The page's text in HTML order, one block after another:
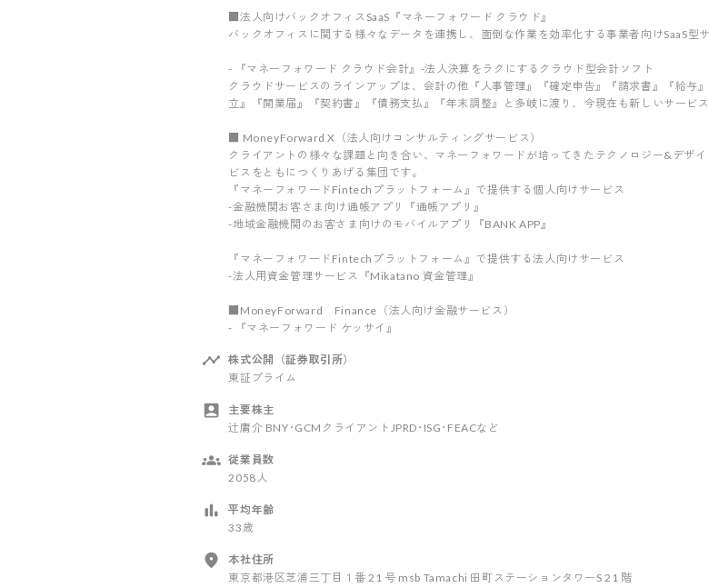
■法人向けバックオフィスSaaS『マネーフォワード クラウド』
バックオフィスに関する様々なデータを連携し、面倒な作業を効率化する事業者向けSaaS型
- 『マネーフォワード クラウド会計』-法人決算をラクにするクラウド型会計ソフト
クラウドサービスのラインアップは、会計の他『人事管理』『確定申告』『請求書』『給与
立』『開業届』『契約書』『債務支払』『年末調整』と多岐に渡り、今現在も新しいサービス
■ MoneyForward X（法人向けコンサルティングサービス）
クライアントの様々な課題と向き合い、マネーフォワードが培ってきたテクノロジー&デザ
ビスをともにつくりあげる集団です。
『マネーフォワードFintechプラットフォーム』で提供する個人向けサービス
-金融機関お客さま向け通帳アプリ『通帳アプリ』
-地域金融機関のお客さま向けのモバイルアプリ『BANK APP』
『マネーフォワードFintechプラットフォーム』で提供する法人向けサービス
-法人用資金管理サービス『Mikatano 資金管理』
■MoneyForward Finance（法人向け金融サービス）
- 『マネーフォワード ケッサイ』
株式公開（証券取引所）
東証プライム
主要株主
辻庸介 BNY･GCMクライアントJPRD･ISG･FEACなど
従業員数
2058人
平均年齢
33歳
本社住所
東京都港区芝浦三丁目１番 21 号 msb Tamachi 田町ステーションタワーS 21 階